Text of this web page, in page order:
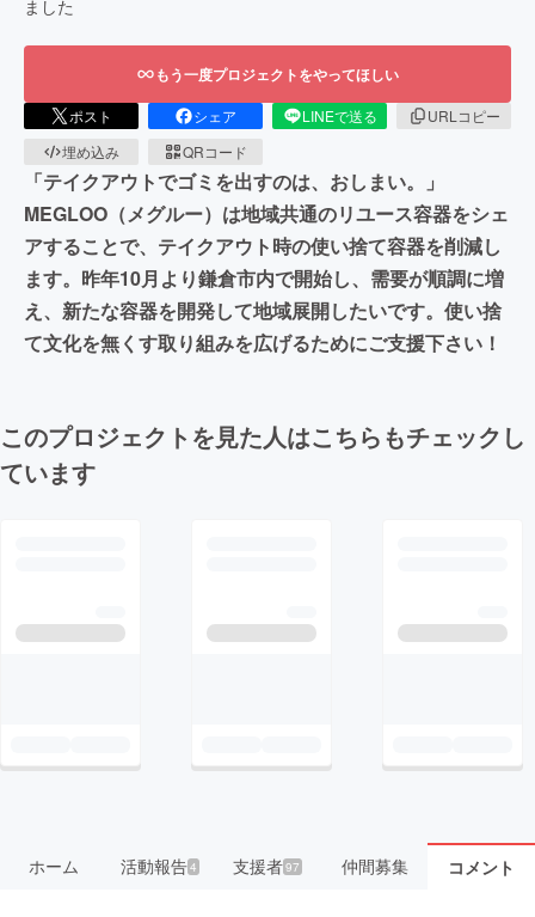
ました
もう一度プロジェクトをやってほしい
ポスト シェア LINEで送る
URLコピー
埋め込み
QRコード
「テイクアウトでゴミを出すのは、おしまい。」
MEGLOO（メグルー）は地域共通のリユース容器をシェ
アすることで、テイクアウト時の使い捨て容器を削減し
ます。昨年10月より鎌倉市内で開始し、需要が順調に増
え、新たな容器を開発して地域展開したいです。使い捨
て文化を無くす取り組みを広げるためにご支援下さい！
このプロジェクトを見た人はこちらもチェックし
ています
ホーム 活動報告4 支援者97 仲間募集 コメント